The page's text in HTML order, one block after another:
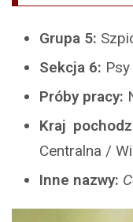
Grupa 5:
Sekcja 6:
Próby pracy:
Kraj
Centralna /
Inne nazwy: